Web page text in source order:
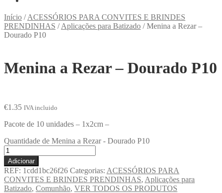
Início /ACESSÓRIOS PARA CONVITES E BRINDES
PRENDINHAS /Aplicações para Batizado /Menina a Rezar –
Dourado P10
Menina a Rezar – Dourado P10
€1.35 IVA incluido
Pacote de 10 unidades – 1x2cm –
Quantidade de Menina a Rezar - Dourado P10
Adicionar
REF: 1cdd1bc26f26 Categorias: ACESSÓRIOS PARA
CONVITES E BRINDES PRENDINHAS, Aplicações para
Batizado, Comunhão, VER TODOS OS PRODUTOS